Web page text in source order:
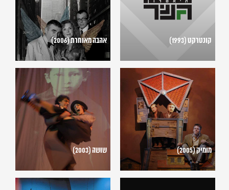
קונטרקט (1993) אהבה מאוחרת (2006)
מומיק (2005) שושה (2003)
מר